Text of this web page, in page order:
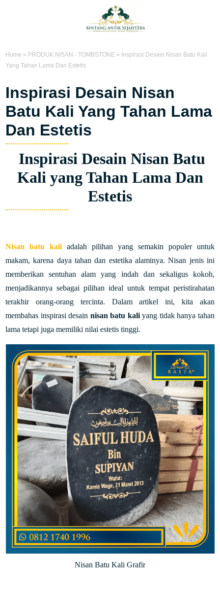
Home » PRODUK NISAN - TOMBSTONE » Inspirasi Desain Nisan Batu Kali
Yang Tahan Lama Dan Estetis
Inspirasi Desain Nisan
Batu Kali Yang Tahan Lama
Dan Estetis
Inspirasi Desain Nisan Batu
Kali yang Tahan Lama Dan
Estetis
Nisan batu kali adalah pilihan yang semakin populer untuk
makam, karena daya tahan dan estetika alaminya. Nisan jenis ini
memberikan sentuhan alam yang indah dan sekaligus kokoh,
menjadikannya sebagai pilihan ideal untuk tempat peristirahatan
terakhir orang-orang tercinta. Dalam artikel ini, kita akan
membahas inspirasi desain nisan batu kaliyang tidak hanya tahan
lama tetapi juga memiliki nilai estetis tinggi.
Nisan Batu Kali Grafir